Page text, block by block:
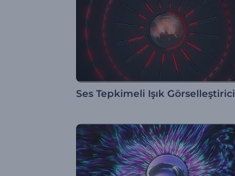
Ses Tepkimeli Işık Görselleştirici